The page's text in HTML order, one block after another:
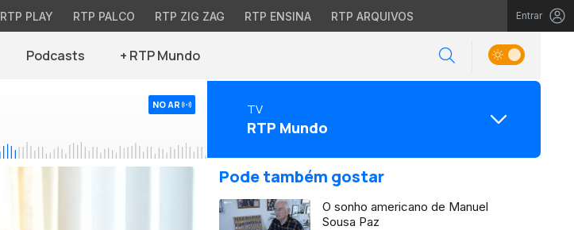
RTP PLAY RTP PALCO RTP ZIG ZAG RTP ENSINA RTP ARQUIVOS Entrar
Podcasts + RTP Mundo
NO AR TV
RTP Mundo
Pode também gostar
O sonho americano de Manuel
Sousa Paz